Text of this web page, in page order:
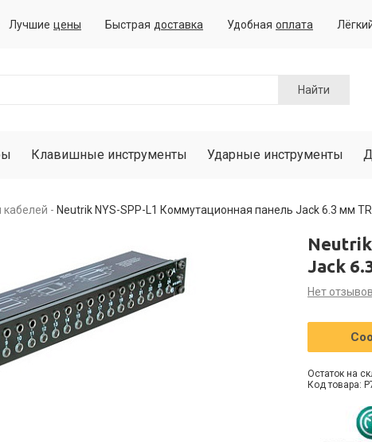
Лучшие цены Быстрая доставка Удобная оплата
Найти
Клавишные инструменты Ударные инструменты
кабелей Neutrik NYS-SPP-L1 Коммутационная панель Jack 6.3 мм
Jack
Нет отзывов
Остаток на
Код товара: